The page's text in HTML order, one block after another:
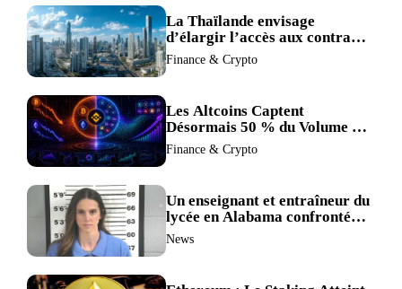
La Thaïlande envisage
d’élargir l’accès aux contrats
à terme crypto dans une
refonte de sa réglementation.
Finance & Crypto
Les Altcoins Captent
Désormais 50 % du Volume de
Trading de Binance : La
Liquidité S’éclipse au Profit de
Finance & Crypto
Un enseignant et entraîneur du
lycée en Alabama confronté
au divorce après avoir été
News